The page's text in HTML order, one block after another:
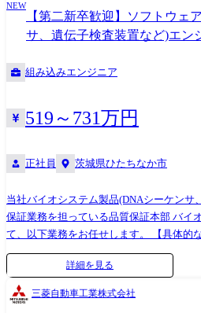
改良設計 例:あくまで一例ですが、新技術
像データを用いて、顧客課題を解決する
計・開発 ・システムの実装(一部外注・ベ
VxWorks, T-Kernelなど ・使用言語:Python,
NEW
【第二新卒歓迎】ソフトウェ
サ、遺伝子検査装置など)エン
組み込みエンジニア
519～731万円
正社員 茨城県ひたちなか市
当社バイオシステム製品(DNAシーケンサ
保証業務を担っている品質保証本部 バイ
て、以下業務をお任せします。 【具体的
発に対する製品ソフトウェアの品質の確
行(ソフトウェア認定業務) ・設計変更(機
時の不具合作りこみ防止のため、変更内
ールドサービス部隊で技術的に解決でき
詳細を見る
三菱自動車工業株式会社